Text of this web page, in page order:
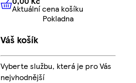
0,00 KčAktuální cena košíku
Aktuální cena košíku
Pokladna
Váš košík
Vyberte službu, která je pro Vás
nejvhodnější